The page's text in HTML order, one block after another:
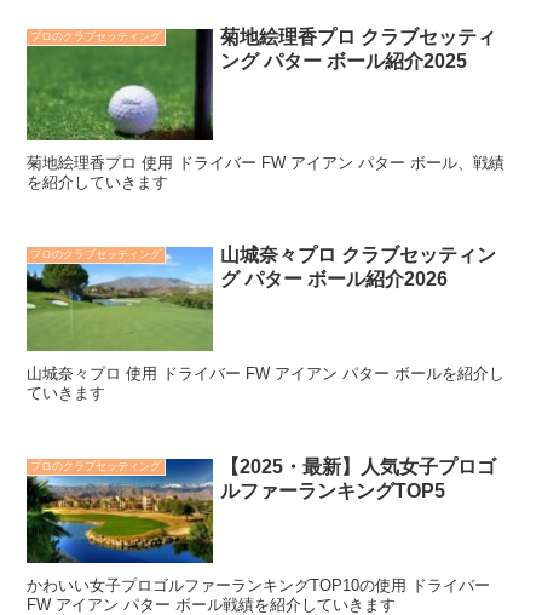
プロのクラブセッティング
菊地絵理香プロ クラブセッティ
ング パター ボール紹介2025
菊地絵理香プロ 使用 ドライバー FW アイアン パター ボール、戦績
を紹介していきます
プロのクラブセッティング
山城奈々プロ クラブセッティン
グ パター ボール紹介2026
山城奈々プロ 使用 ドライバー FW アイアン パター ボールを紹介し
ていきます
プロのクラブセッティング
【2025・最新】人気女子プロゴ
ルファーランキングTOP5
かわいい女子プロゴルファーランキングTOP10の使用 ドライバー
FW アイアン パター ボール戦績を紹介していきます